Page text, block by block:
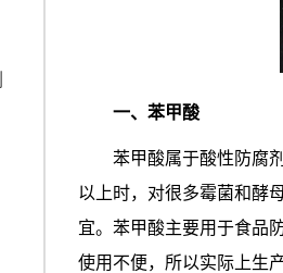
一、苯甲酸
苯甲酸属于酸性防腐
以上时，对很多霉菌和酵
宜。苯甲酸主要用于食品
使用不便，所以实际上生